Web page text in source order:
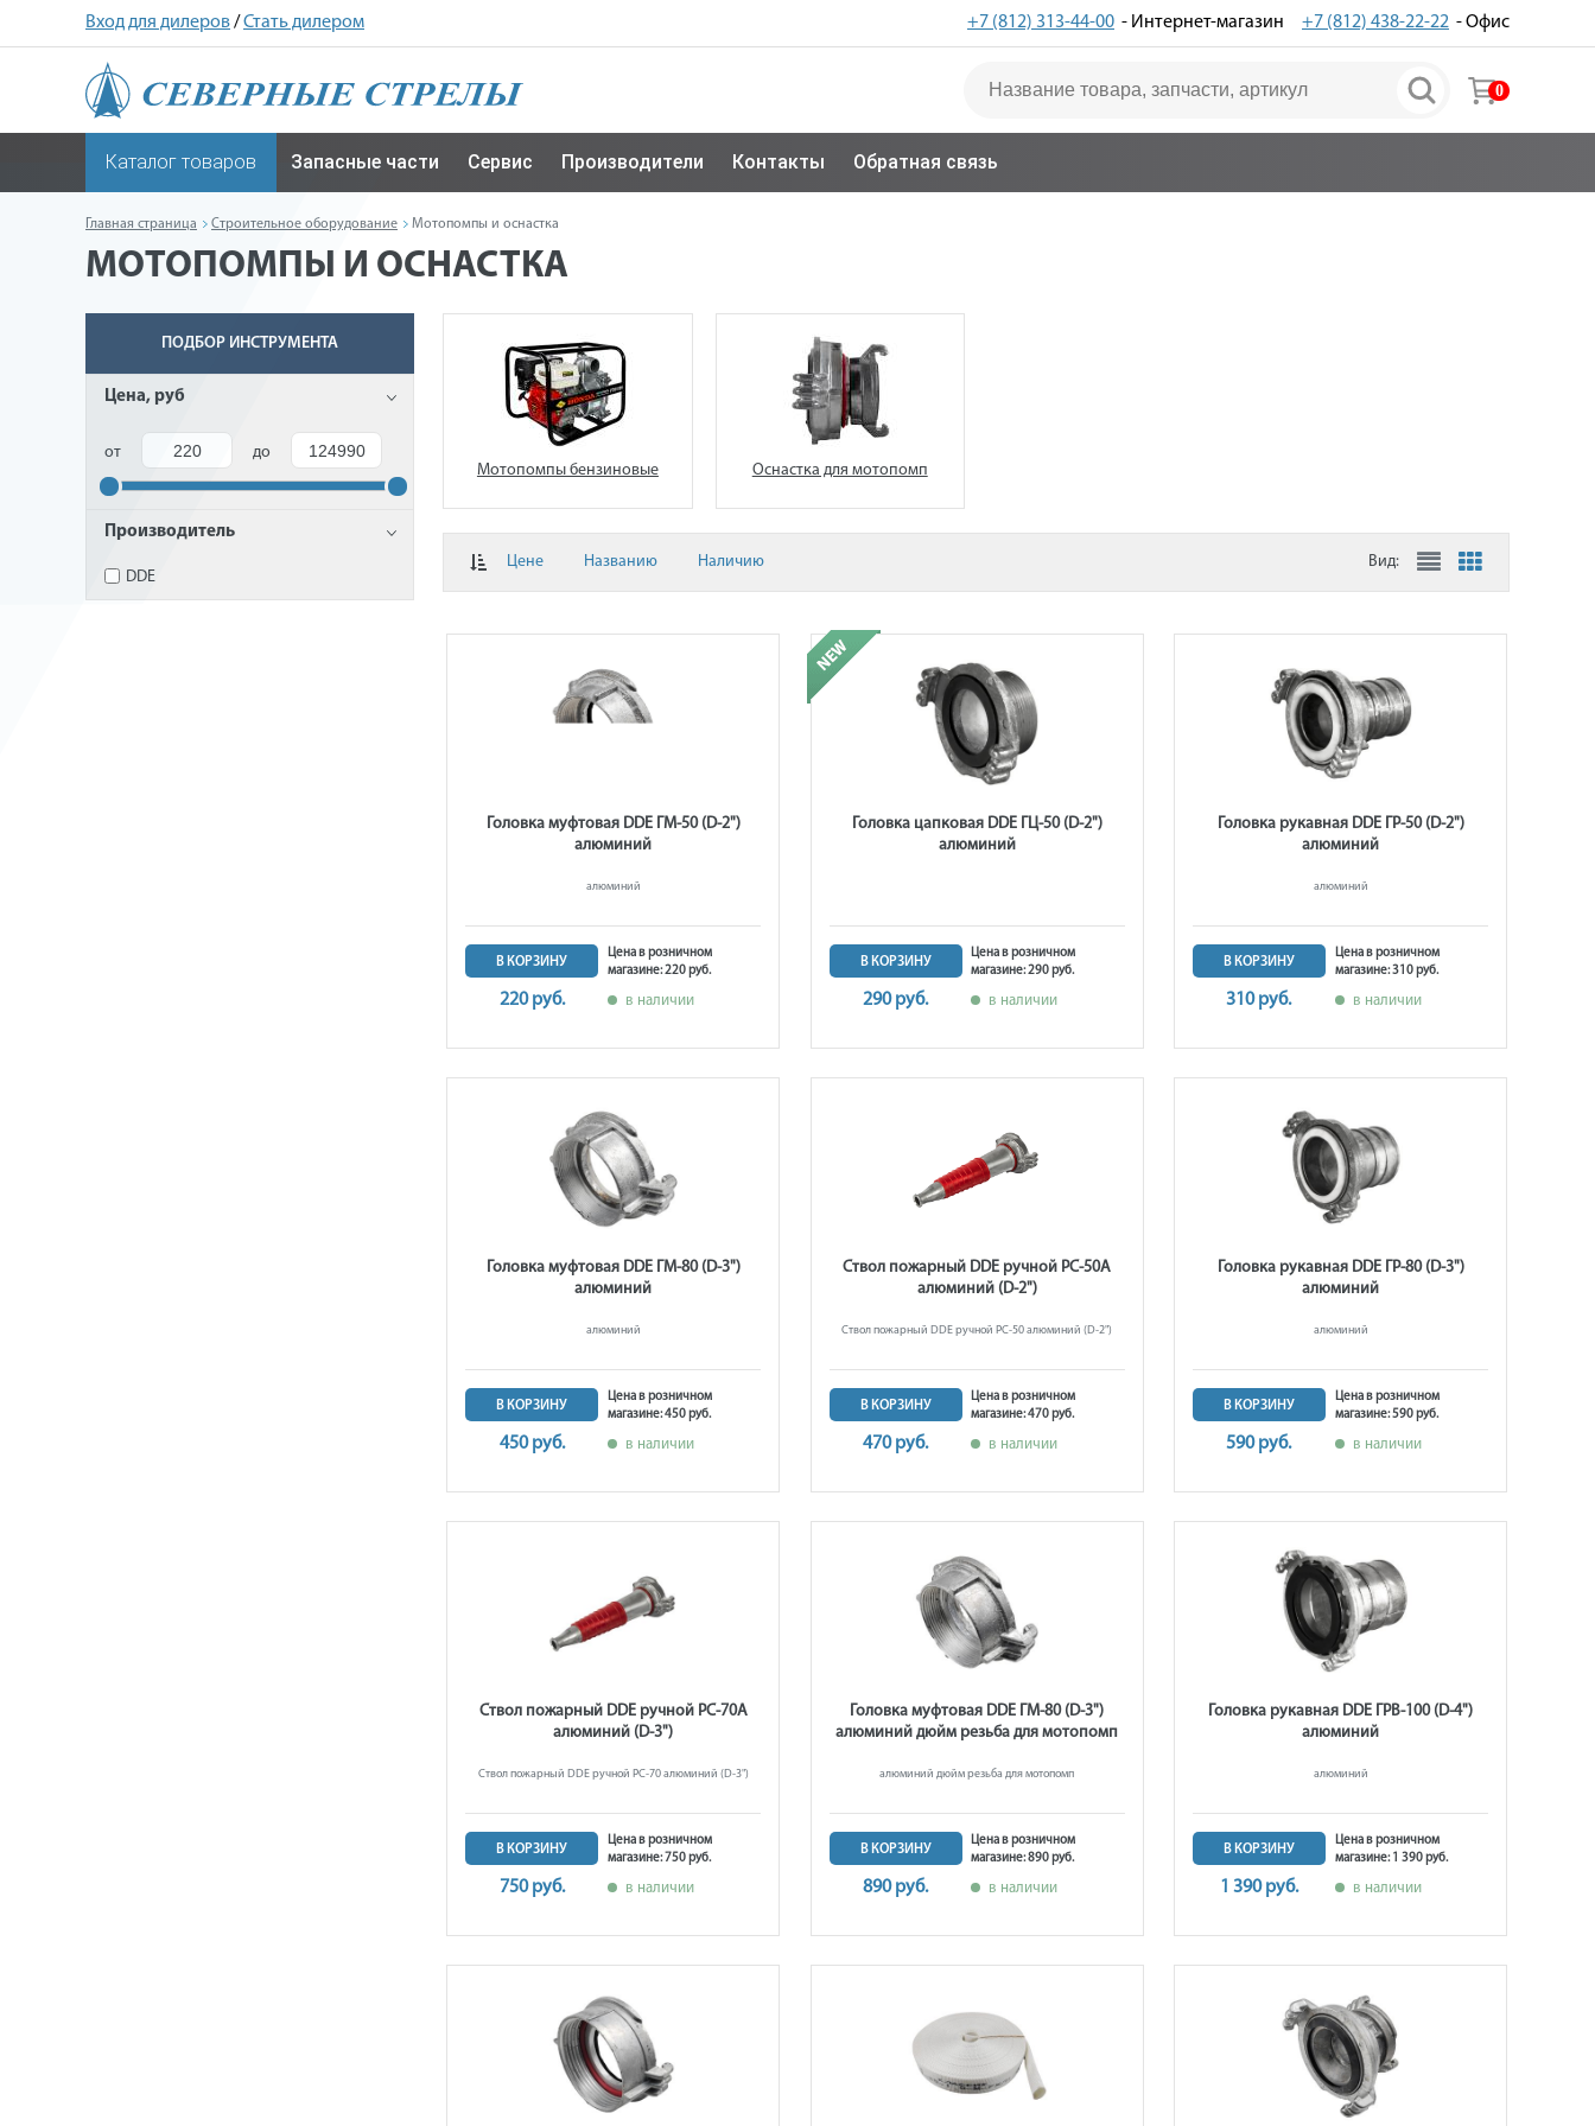
Вход для дилеров/Стать дилером +7 (812) 313-44-00 - Интернет-магазин +7 (812) 438-22-22 - Офис
0
Каталог товаров Запасные части Сервис Производители Контакты Обратная связь
Главная страница Строительное оборудование Мотопомпы и оснастка
МОТОПОМПЫ И ОСНАСТКА
ПОДБОР ИНСТРУМЕНТА
Цена, руб
от до
Производитель
DDE
Мотопомпы бензиновые Оснастка для мотопомп
Цене Названию Наличию Вид:
Головка муфтовая DDE ГМ-50 (D-2")
алюминий
алюминий
В КОРЗИНУ
220 руб.
Цена в розничном
магазине: 220 руб.
в наличии
Головка цапковая DDE ГЦ-50 (D-2")
алюминий
В КОРЗИНУ
290 руб.
Цена в розничном
магазине: 290 руб.
в наличии
Головка рукавная DDE ГР-50 (D-2")
алюминий
алюминий
В КОРЗИНУ
310 руб.
Цена в розничном
магазине: 310 руб.
в наличии
Головка муфтовая DDE ГМ-80 (D-3")
алюминий
алюминий
В КОРЗИНУ
450 руб.
Цена в розничном
магазине: 450 руб.
в наличии
Ствол пожарный DDE ручной РС-50А
алюминий (D-2")
Ствол пожарный DDE ручной РС-50 алюминий (D-2")
В КОРЗИНУ
470 руб.
Цена в розничном
магазине: 470 руб.
в наличии
Головка рукавная DDE ГР-80 (D-3")
алюминий
алюминий
В КОРЗИНУ
590 руб.
Цена в розничном
магазине: 590 руб.
в наличии
Ствол пожарный DDE ручной РС-70А
алюминий (D-3")
Ствол пожарный DDE ручной РС-70 алюминий (D-3")
В КОРЗИНУ
750 руб.
Цена в розничном
магазине: 750 руб.
в наличии
Головка муфтовая DDE ГМ-80 (D-3")
алюминий дюйм резьба для мотопомп
алюминий дюйм резьба для мотопомп
В КОРЗИНУ
890 руб.
Цена в розничном
магазине: 890 руб.
в наличии
Головка рукавная DDE ГРВ-100 (D-4")
алюминий
алюминий
В КОРЗИНУ
1 390 руб.
Цена в розничном
магазине: 1 390 руб.
в наличии